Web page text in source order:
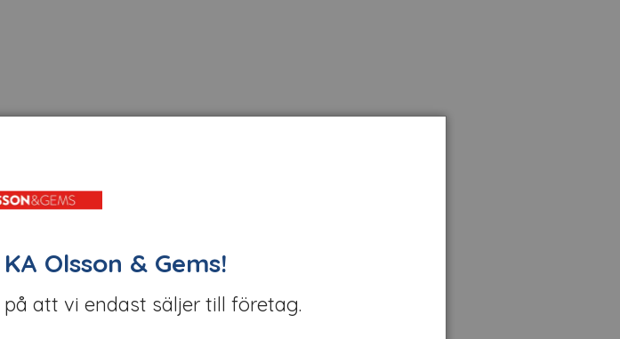
.
Olsson & Gems!
att vi endast säljer till företag.